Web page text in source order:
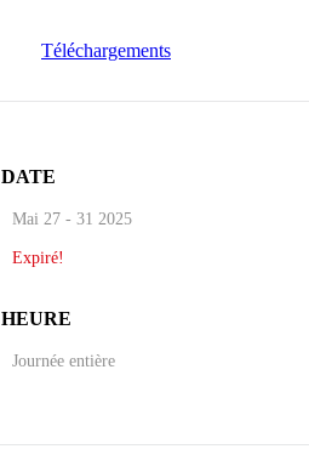
Téléchargements
DATE
Mai 27 - 31 2025
Expiré!
HEURE
Journée entière